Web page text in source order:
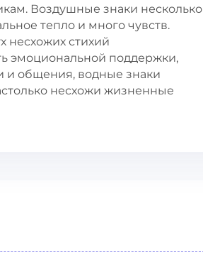
Воздушные знаки несколько
тепло и много чувств.
несхожих стихий
эмоциональной поддержки,
и общения, водные знаки
несхожи жизненные